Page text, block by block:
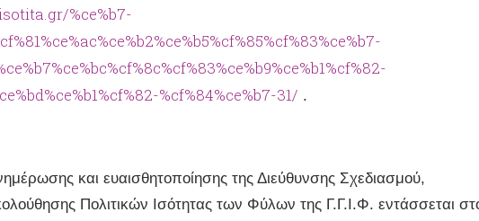
%ce%b7-
%cf%84%ce%b7-31/ .
και ευαισθητοποίησης της Διεύθυνσης Σχεδιασμού,
Πολιτικών Ισότητας των Φύλων της Γ.Γ.Ι.Φ. εντάσσεται